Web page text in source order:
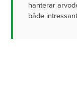
hanterar
både